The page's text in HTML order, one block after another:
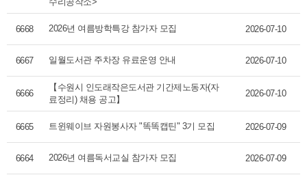
6668 2026년 여름방학특강 참가자 모집 2026-07-10
6667 일월도서관 주차장 유료운영 안내 2026-07-10
6666
【수원시 인도래작은도서관 기간제노동자(자
료정리) 채용 공고】
2026-07-10
6665 트윈웨이브 자원봉사자 "똑똑캡틴" 3기 모집 2026-07-09
6664 2026년 여름독서교실 참가자 모집 2026-07-09